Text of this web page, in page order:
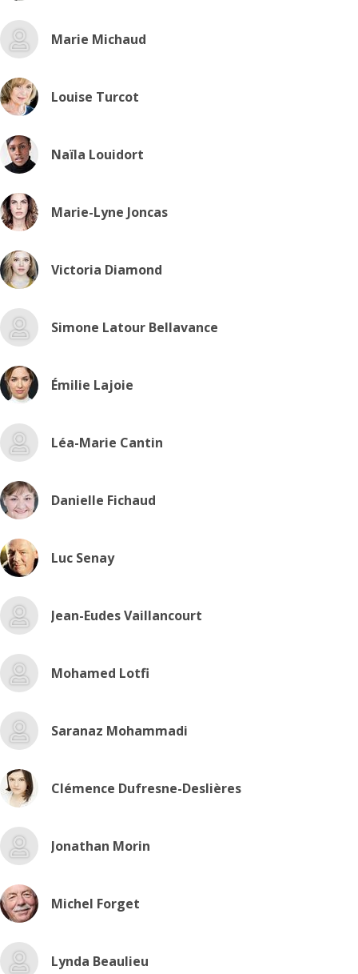
Marie Michaud
Louise Turcot
Naïla Louidort
Marie-Lyne Joncas
Victoria Diamond
Simone Latour Bellavance
Émilie Lajoie
Léa-Marie Cantin
Danielle Fichaud
Luc Senay
Jean-Eudes Vaillancourt
Mohamed Lotfi
Saranaz Mohammadi
Clémence Dufresne-Deslières
Jonathan Morin
Michel Forget
Lynda Beaulieu